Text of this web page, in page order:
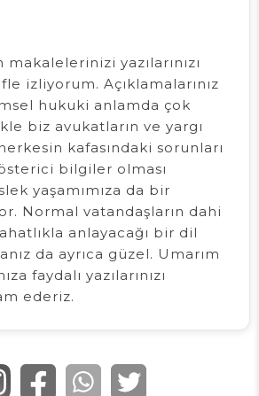
yazılarınızı
izliyorum. Açıklamalarınız
hukuki anlamda çok
biz avukatların ve yargı
kafasındaki sorunları
bilgiler olması
yaşamımıza da bir
Normal vatandaşların dahi
anlayacağı bir dil
da ayrıca güzel. Umarım
faydalı yazılarınızı
ederiz.